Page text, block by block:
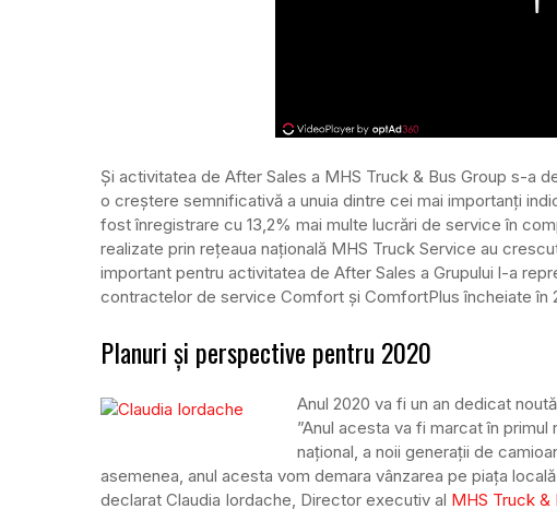
Și activitatea de After Sales a MHS Truck & Bus Group s-a
o creștere semnificativă a unuia dintre cei mai importanți
fost înregistrare cu 13,2% mai multe lucrări de service în
realizate prin rețeaua națională MHS Truck Service au
important pentru activitatea de After Sales a Grupului l-a
contractelor de service Comfort și ComfortPlus încheiate în
Planuri și perspective pentru 2020
Anul 2020 va fi un an dedicat
”Anul acesta va fi marcat în
național, a noii generații de
asemenea, anul acesta vom demara vânzarea pe piața
declarat Claudia Iordache, Director executiv al MHS Truck &